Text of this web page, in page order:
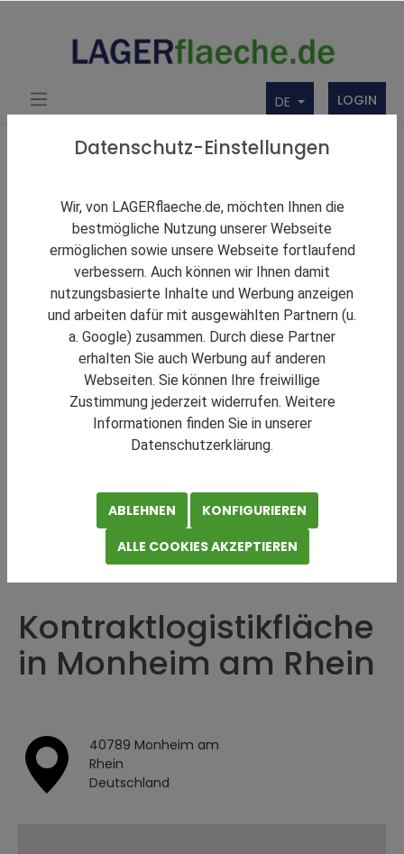
DE LOGIN
Zurück zu den Ergebnissen
Kontraktlogistikfläche in Monheim am Rhein
KONTRAKTLOGISTIK
Teilen
Kontraktlogistikfläche
in Monheim am Rhein
40789 Monheim am
Rhein
Deutschland
Datenschutz-Einstellungen
Wir, von LAGERflaeche.de, möchten Ihnen die
bestmögliche Nutzung unserer Webseite
ermöglichen sowie unsere Webseite fortlaufend
verbessern. Auch können wir Ihnen damit
nutzungsbasierte Inhalte und Werbung anzeigen
und arbeiten dafür mit ausgewählten Partnern (u.
a. Google) zusammen. Durch diese Partner
erhalten Sie auch Werbung auf anderen
Webseiten. Sie können Ihre freiwillige
Zustimmung jederzeit widerrufen. Weitere
Informationen finden Sie in unserer
Datenschutzerklärung.
ABLEHNEN
KONFIGURIEREN
ALLE COOKIES AKZEPTIEREN